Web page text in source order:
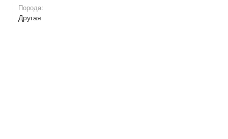
Порода:
Другая